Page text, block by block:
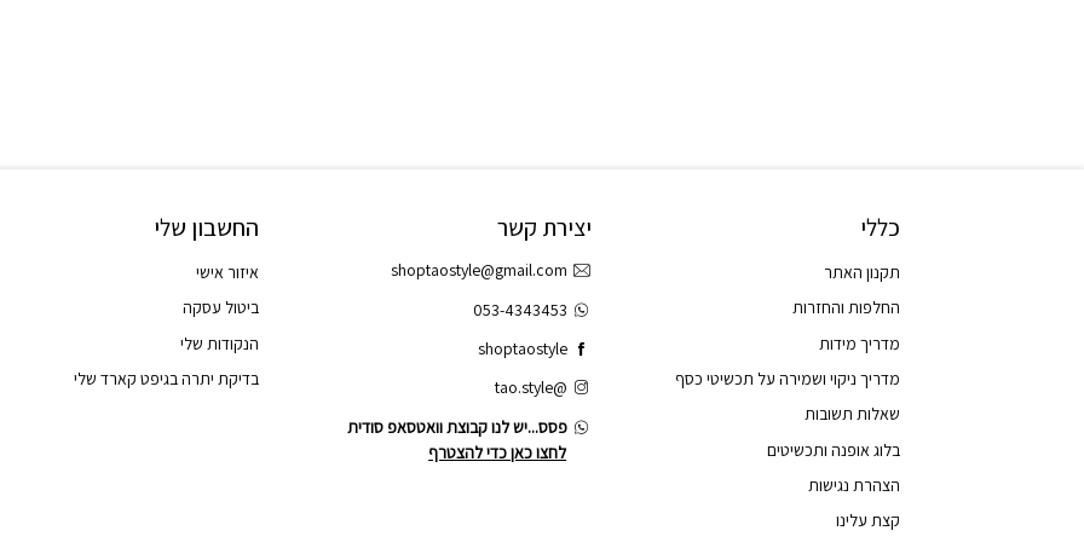
כללי
תקנון האתר
החלפות והחזרות
מדריך מידות
מדריך ניקוי ושמירה על תכשיטי כסף
שאלות תשובות
בלוג אופנה ותכשיטים
הצהרת נגישות
קצת עלינו
החשבון שלי
איזור אישי
ביטול עסקה
הנקודות שלי
בדיקת יתרה בגיפט קארד שלי
יצירת קשר
shoptaostyle@gmail.com
053-4343453
shoptaostyle
@tao.style
פסס...יש לנו קבוצת וואטסאפ סודית
לחצו כאן כדי להצטרף